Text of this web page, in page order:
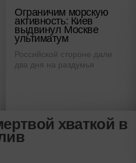
Ограничим морскую
активность: Киев
выдвинул Москве
ультиматум
Российской стороне дали
два дня на раздумья
хваткой в